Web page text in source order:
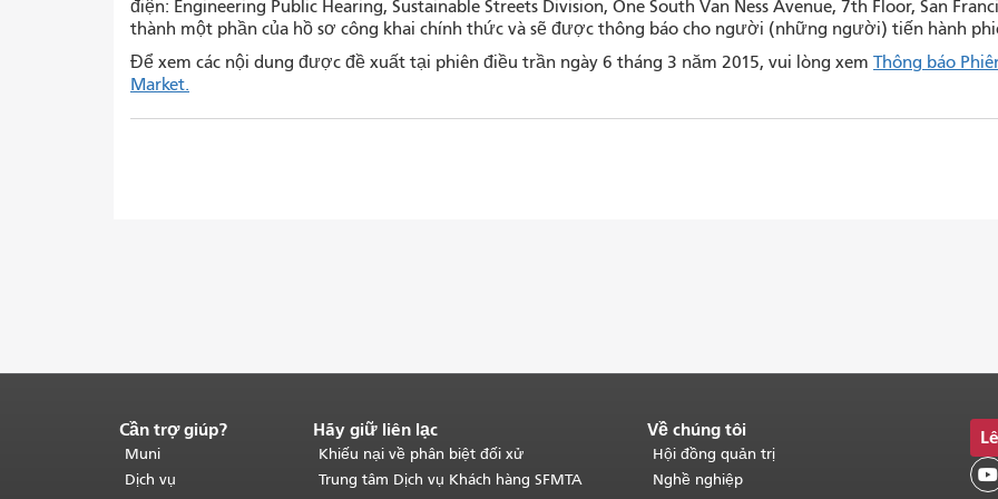
điện: Engineering Public Hearing, Sustainable Streets Division, One South Van Ness Avenue, 7th Floor, San
thành một phần của hồ sơ công khai chính thức và sẽ được thông báo cho người (những người) tiến hành
Để xem các nội dung được đề xuất tại phiên điều trần ngày 6 tháng 3 năm 2015, vui lòng xem Thông báo
Market.
Kết
thúc
nội
Cần trợ giúp?
Muni
Dịch vụ
Hãy giữ liên lạc
Khiếu nại về phân biệt đối xử
Trung tâm Dịch vụ Khách hàng SFMTA
Về chúng tôi
Hội đồng quản trị
Nghề nghiệp
